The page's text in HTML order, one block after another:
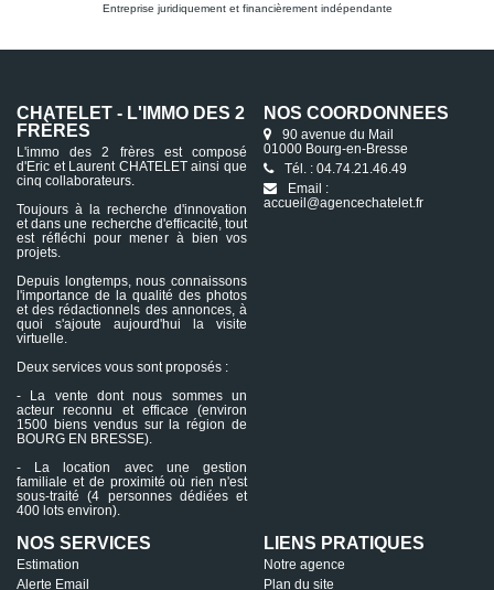
Entreprise juridiquement et financièrement indépendante
CHATELET - L'IMMO DES 2
FRÈRES
L'immo des 2 frères est composé
d'Eric et Laurent CHATELET ainsi que
cinq collaborateurs.
Toujours à la recherche d'innovation
et dans une recherche d'efficacité, tout
est réfléchi pour mener à bien vos
projets.
Depuis longtemps, nous connaissons
l'importance de la qualité des photos
et des rédactionnels des annonces, à
quoi s'ajoute aujourd'hui la visite
virtuelle.
Deux services vous sont proposés :
- La vente dont nous sommes un
acteur reconnu et efficace (environ
1500 biens vendus sur la région de
BOURG EN BRESSE).
- La location avec une gestion
familiale et de proximité où rien n'est
sous-traité (4 personnes dédiées et
400 lots environ).
NOS COORDONNÉES
90 avenue du Mail
01000 Bourg-en-Bresse
Tél. : 04.74.21.46.49
Email :
accueil@agencechatelet.fr
NOS SERVICES
Estimation
Alerte Email
LIENS PRATIQUES
Notre agence
Plan du site